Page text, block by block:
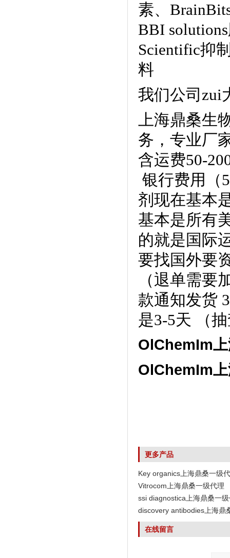
素、
BBI solutions
Scientific抑
料
我们公司zui
上海鼎桑生
务，专业厂
含运费50-
银行费用（
剂现在基本
基本是所有
的就是国际
要找国外要
（退单需要
款通知发货
是3-5天 （
OlChemIm
OlChemIm
更多产品
Key organics上海鼎桑一级
Vitrocom上海鼎桑一级代理
ssi diagnostica上海鼎桑一
discovery antibodies上海鼎
在线留言